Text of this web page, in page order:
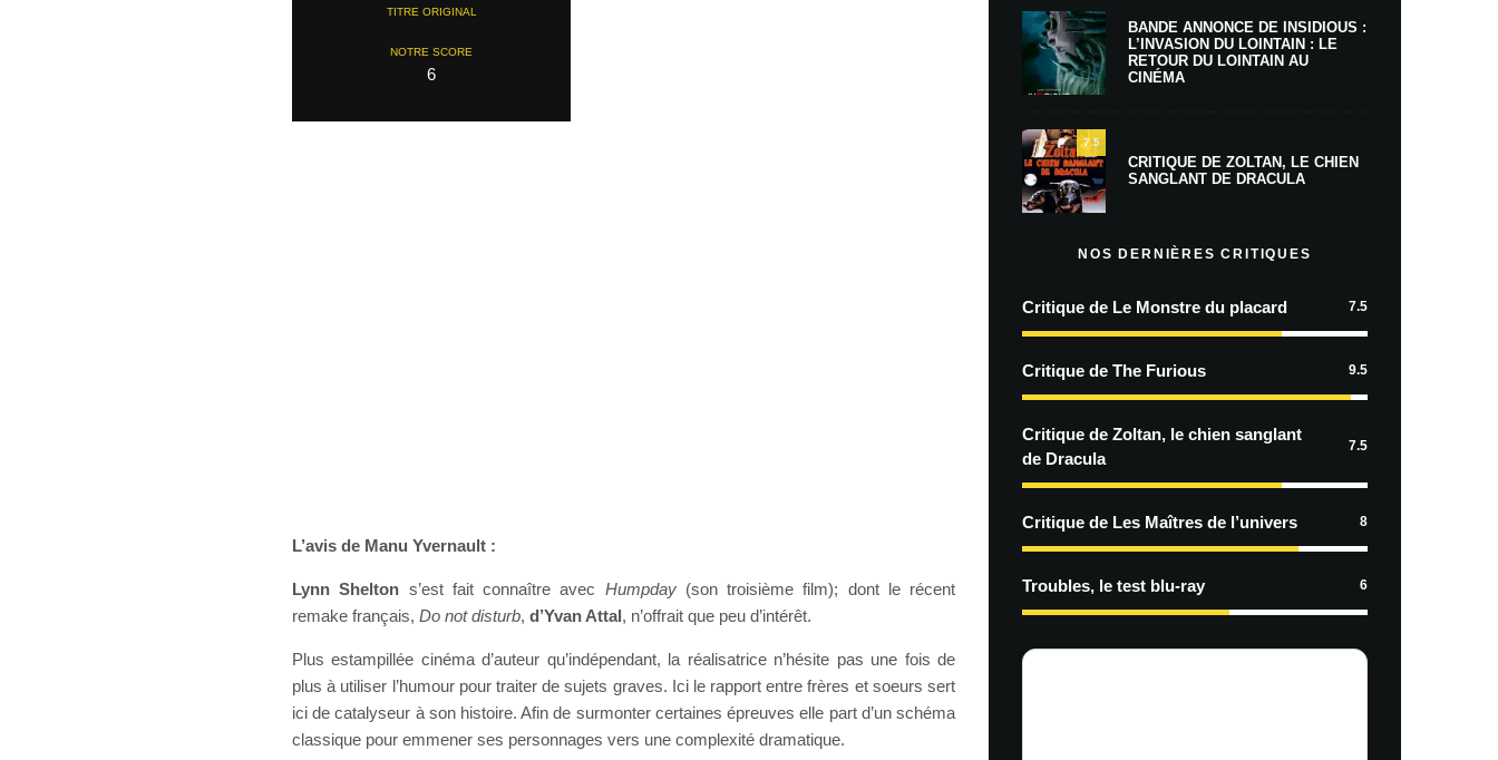
TITRE ORIGINAL
NOTRE SCORE
6
L’avis de Manu Yvernault :
Lynn Shelton s’est fait connaître avec Humpday(son troisième film); dont le récent
remake français, Do not disturb, d’Yvan Attal, n’offrait que peu d’intérêt.
Plus estampillée cinéma d’auteur qu’indépendant, la réalisatrice n’hésite pas une fois de
plus à utiliser l’humour pour traiter de sujets graves. Ici le rapport entre frères et soeurs sert
ici de catalyseur à son histoire. Afin de surmonter certaines épreuves elle part d’un schéma
classique pour emmener ses personnages vers une complexité dramatique.
BANDE ANNONCE DE INSIDIOUS :
L’INVASION DU LOINTAIN : LE
RETOUR DU LOINTAIN AU
CINÉMA
7.5
CRITIQUE DE ZOLTAN, LE CHIEN
SANGLANT DE DRACULA
NOS DERNIÈRES CRITIQUES
Critique de Le Monstre du placard 7.5
Critique de The Furious 9.5
Critique de Zoltan, le chien sanglant
de Dracula
7.5
Critique de Les Maîtres de l’univers 8
Troubles, le test blu-ray 6